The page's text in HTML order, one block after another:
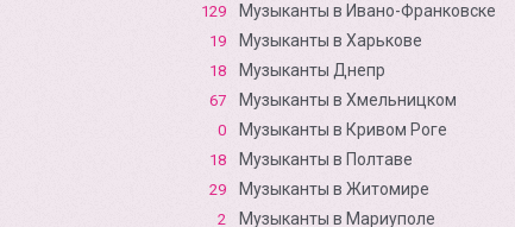
129 Музыканты в Ивано-Франковске
19 Музыканты в Харькове
18 Музыканты Днепр
67 Музыканты в Хмельницком
0 Музыканты в Кривом Роге
18 Музыканты в Полтаве
29 Музыканты в Житомире
2 Музыканты в Мариуполе